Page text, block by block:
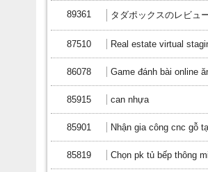
89361 タダポックスのレビュ
87510 Real estate virtual
86078 Game đánh bài online
85915 can nhựa
85901 Nhận gia công cnc gỗ
85819 Chọn pk tủ bếp thông